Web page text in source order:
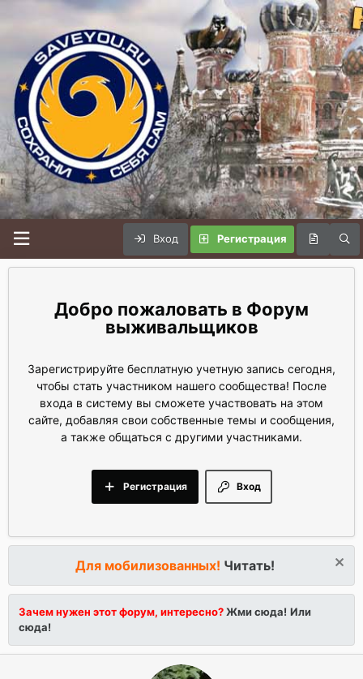
Вход Регистрация
Форум
выживальщиков
Зарегистрируйте бесплатную учетную запись сегодня,
чтобы стать участником нашего сообщества! После
входа в систему вы сможете участвовать на этом
сайте, добавляя свои собственные темы и сообщения,
а также общаться с другими участниками.
Вход
Регистрация
Для мобилизованных! Читать!
Зачем нужен этот форум, интересно?Жми сюда! Или
сюда!